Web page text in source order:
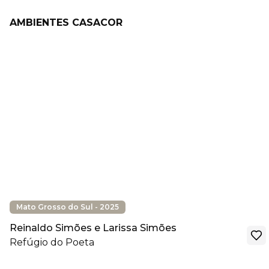
AMBIENTES CASACOR
Mato Grosso do Sul - 2025
Reinaldo Simões e Larissa Simões
Refúgio do Poeta